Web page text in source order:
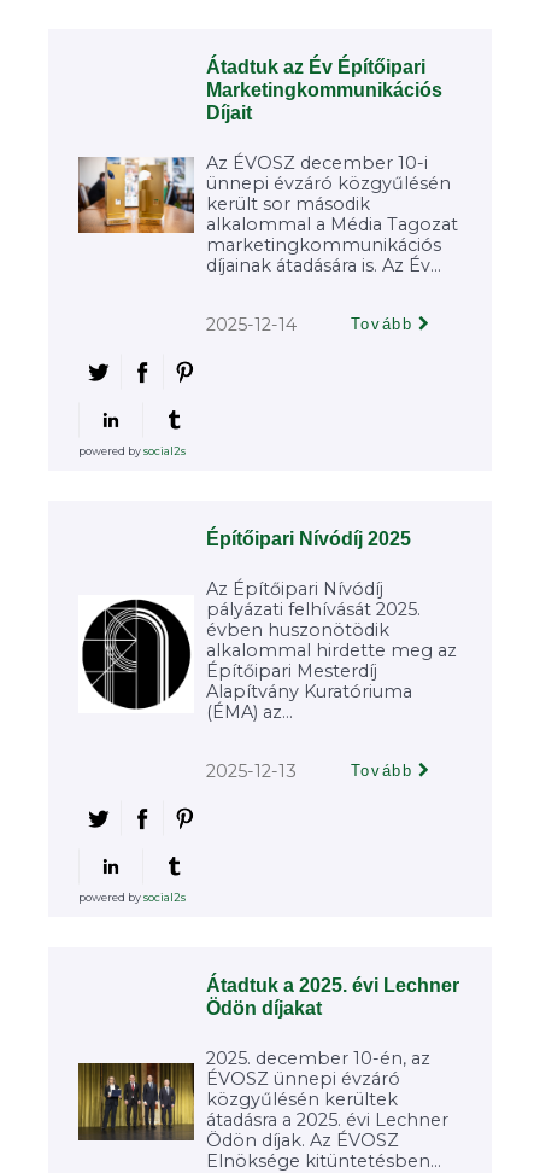
Átadtuk az Év Építőipari
Marketingkommunikációs
Díjait
Az ÉVOSZ december 10-i
ünnepi évzáró közgyűlésén
került sor második
alkalommal a Média Tagozat
marketingkommunikációs
díjainak átadására is. Az Év...
2025-12-14 Tovább
powered bysocial2s
Építőipari Nívódíj 2025
Az Építőipari Nívódíj
pályázati felhívását 2025.
évben huszonötödik
alkalommal hirdette meg az
Építőipari Mesterdíj
Alapítvány Kuratóriuma
(ÉMA) az...
2025-12-13 Tovább
powered bysocial2s
Átadtuk a 2025. évi Lechner
Ödön díjakat
2025. december 10-én, az
ÉVOSZ ünnepi évzáró
közgyűlésén kerültek
átadásra a 2025. évi Lechner
Ödön díjak. Az ÉVOSZ
Elnöksége kitüntetésben...